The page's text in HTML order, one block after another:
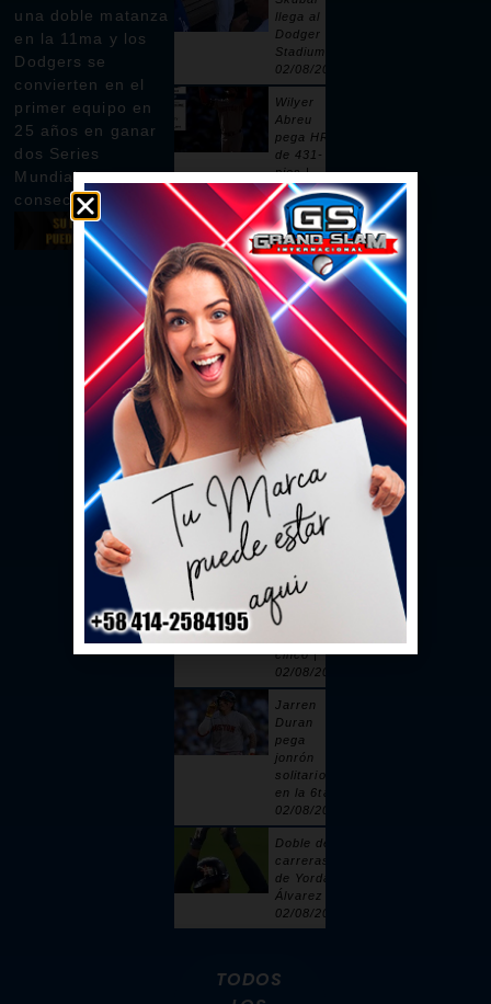
una doble matanza
en la 11ma y los
Dodgers se
convierten en el
primer equipo en
25 años en ganar
dos Series
Mundiales
consecutivas
llega al
Dodger
Stadium |
02/08/2026
Wilyer
Abreu
pega HR
de 431-
pies |
02/08/2026
Pages
remolca
dos con
sencillo |
02/08/2026
Ceddanne
Rafaela
pega HR
solitario
en la 3ra |
02/08/2026
Se vacían
por un
intento de
toque |
02/08/2026
Alcántara
cuelga 6
ceros y
cinco |
02/08/2026
Jarren
Duran
pega
jonrón
solitario
en la 6ta |
02/08/2026
Doble de 2
carreras
de Yordan
Álvarez |
02/08/2026
TODOS